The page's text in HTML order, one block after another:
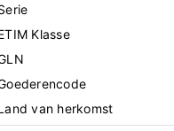
Klasse
van herkomst